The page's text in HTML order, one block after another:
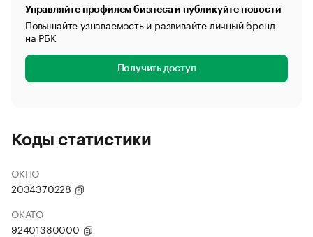
Управляйте профилем бизнеса и публикуйте новости
Повышайте узнаваемость и развивайте личный бренд
на РБК
Получить доступ
Коды статистики
ОКПО
2034370228
ОКАТО
92401380000